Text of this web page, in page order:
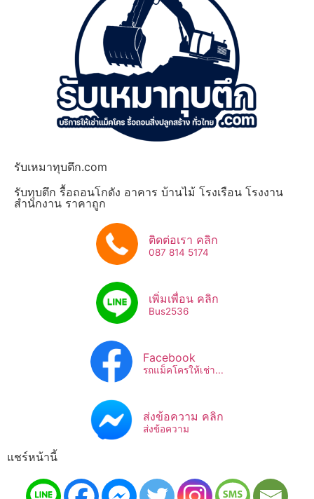
รับเหมาทุบตึก.com
รับทุบตึก รื้อถอนโกดัง อาคาร บ้านไม้ โรงเรือน โรงงาน
สำนักงาน ราคาถูก
ติดต่อเรา คลิก
087 814 5174
เพิ่มเพื่อน คลิก
Bus2536​
Facebook
รถแม็คโครให้เช่า...
ส่งข้อความ คลิก
ส่งข้อความ
แชร์หน้านี้